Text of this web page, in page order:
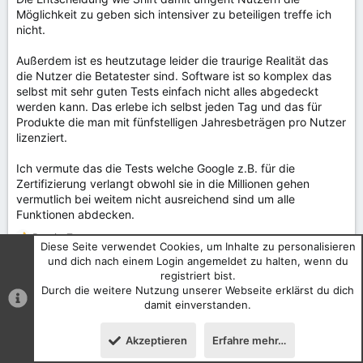
Möglichkeit zu geben sich intensiver zu beteiligen treffe ich
nicht.
Außerdem ist es heutzutage leider die traurige Realität das
die Nutzer die Betatester sind. Software ist so komplex das
selbst mit sehr guten Tests einfach nicht alles abgedeckt
werden kann. Das erlebe ich selbst jeden Tag und das für
Produkte die man mit fünfstelligen Jahresbeträgen pro Nutzer
lizenziert.
Ich vermute das die Tests welche Google z.B. für die
Zertifizierung verlangt obwohl sie in die Millionen gehen
vermutlich bei weitem nicht ausreichend sind um alle
Funktionen abdecken.
k
t
Dwain Zwerg
Nächste
Du musst dich einloggen oder registrieren, um hier zu antworten.
Diese Seite verwendet Cookies, um Inhalte zu personalisieren
und dich nach einem Login angemeldet zu halten, wenn du
registriert bist.
Durch die weitere Nutzung unserer Webseite erklärst du dich
damit einverstanden.
Akzeptieren Erfahre mehr…